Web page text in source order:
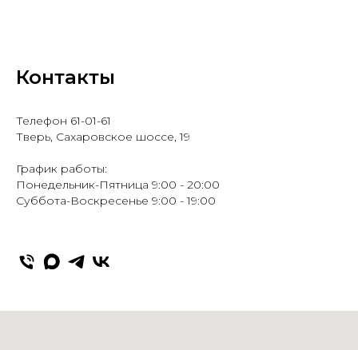
Контакты
Телефон 61-01-61
Тверь, Сахаровское шоссе, 19
График работы:
Понедельник-Пятница 9:00 - 20:00
Суббота-Воскресенье 9:00 - 19:00